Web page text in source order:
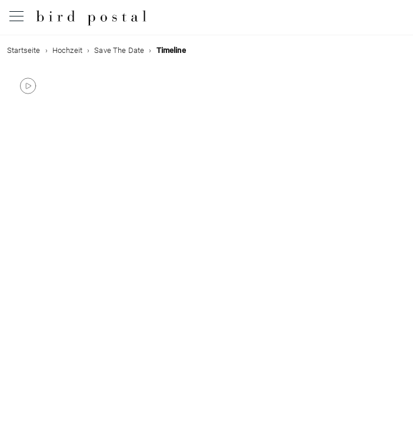
Hochzeit
Geburt
Startseite Hochzeit Save The Date Timeline